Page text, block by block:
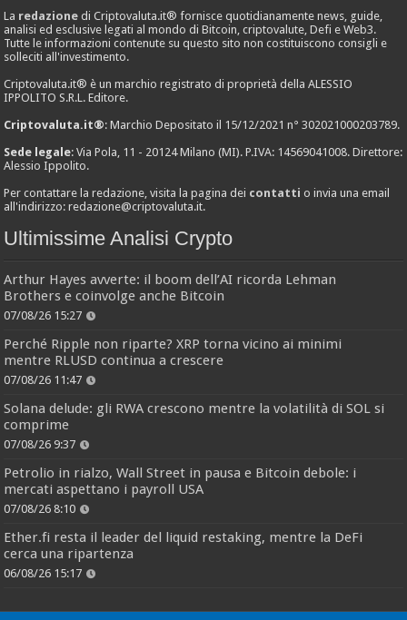
La redazione di Criptovaluta.it® fornisce quotidianamente news, guide,
analisi ed esclusive legati al mondo di Bitcoin, criptovalute, Defi e Web3.
Tutte le informazioni contenute su questo sito non costituiscono consigli e
solleciti all'investimento.
Criptovaluta.it® è un marchio registrato di proprietà della ALESSIO
IPPOLITO S.R.L. Editore.
Criptovaluta.it®: Marchio Depositato il 15/12/2021 n° 302021000203789.
Sede legale: Via Pola, 11 - 20124 Milano (MI). P.IVA: 14569041008. Direttore:
Alessio Ippolito.
Per contattare la redazione, visita la pagina dei contatti o invia una email
all'indirizzo:redazione@criptovaluta.it.
Ultimissime Analisi Crypto
Arthur Hayes avverte: il boom dell’AI ricorda Lehman
Brothers e coinvolge anche Bitcoin
07/08/26 15:27
Perché Ripple non riparte? XRP torna vicino ai minimi
mentre RLUSD continua a crescere
07/08/26 11:47
Solana delude: gli RWA crescono mentre la volatilità di SOL si
comprime
07/08/26 9:37
Petrolio in rialzo, Wall Street in pausa e Bitcoin debole: i
mercati aspettano i payroll USA
07/08/26 8:10
Ether.fi resta il leader del liquid restaking, mentre la DeFi
cerca una ripartenza
06/08/26 15:17